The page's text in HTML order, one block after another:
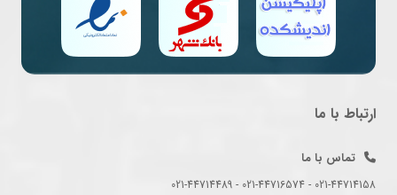
ارتباط با ما
تماس با ما
021-44714158 - 021-44716574 - 021-44714489